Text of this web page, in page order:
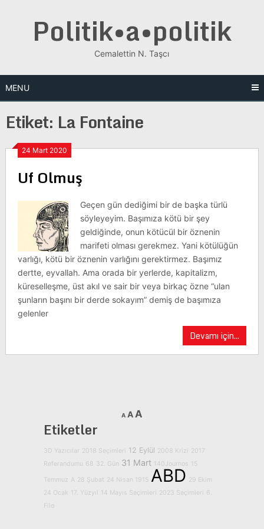
Politik•a•politik
Cemalettin N. Taşcı
MENU
Etiket: La Fontaine
24 Mart 2020
Uf Olmuş
Geçen gün dediğimi bir de başka türlü
söyleyeyim. Başımıza kötü bir şey
geldiğinde, onun kötücül bir öznenin
marifeti olması gerekmez. Yani kötülüğün
varlığı, kötü bir öznenin varlığını gerektirmez. Başımız
dertte, eyvallah. Ama orada bir yerlerde, kapitalizm,
küreselleşme, üst akıl ve sair bir veya birkaç özne “ulan
şunların başını bir derde sokayım” demiş de başımıza
gelenler
Devamı için...
A AA
Etiketler
3D Yazıcılar 2018 Seçimleri 12 Eylül 2008 Krizi
2017
Referandumu 68 32. Gün 31 Mart 140Journos 15
Temmuz A 28 Şubat 24 Nisan 1915 ABD 29 Ekim
24 Ocak 17. Yüzyıl 14 Mayıs Seçimleri 2023 Seçimleri
6.
Filo